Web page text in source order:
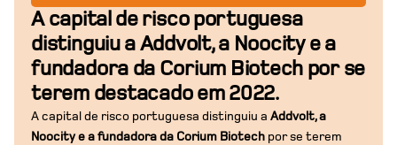
A capital de risco portuguesa
distinguiu a Addvolt, a Noocity e a
fundadora da Corium Biotech por se
terem destacado em 2022.
A capital de risco portuguesa distinguiu aAddvolt, a
Noocity e a fundadora da Corium Biotech por se terem